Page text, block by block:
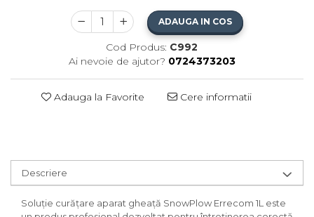
ADAUGA IN COS
Cod Produs: C992
Ai nevoie de ajutor? 0724373203
Adauga la Favorite Cere informatii
Descriere
Soluție curățare aparat gheață SnowPlow Errecom 1L este